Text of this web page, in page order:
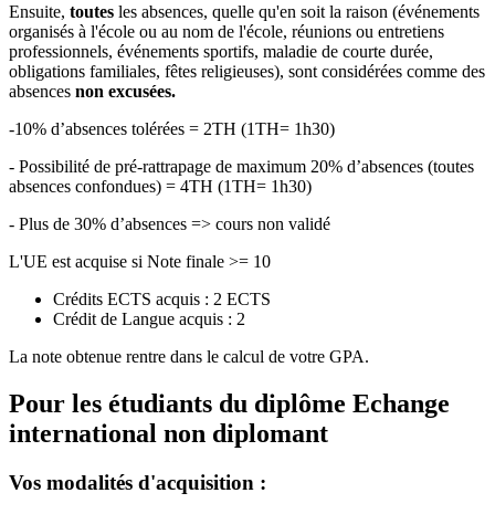
Ensuite, toutes les absences, quelle qu'en soit la raison (événements
organisés à l'école ou au nom de l'école, réunions ou entretiens
professionnels, événements sportifs, maladie de courte durée,
obligations familiales, fêtes religieuses), sont considérées comme des
absences non excusées.
-10% d’absences tolérées = 2TH (1TH= 1h30)
- Possibilité de pré-rattrapage de maximum 20% d’absences (toutes
absences confondues) = 4TH (1TH= 1h30)
- Plus de 30% d’absences => cours non validé
L'UE est acquise si Note finale >= 10
Crédits ECTS acquis : 2 ECTS
Crédit de Langue acquis : 2
La note obtenue rentre dans le calcul de votre GPA.
Pour les étudiants du diplôme Echange
international non diplomant
Vos modalités d'acquisition :